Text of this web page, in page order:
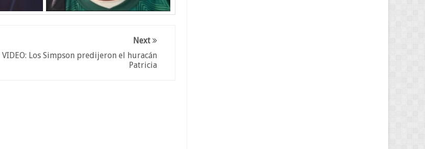
Next
VIDEO: Los Simpson predijeron el huracán
Patricia